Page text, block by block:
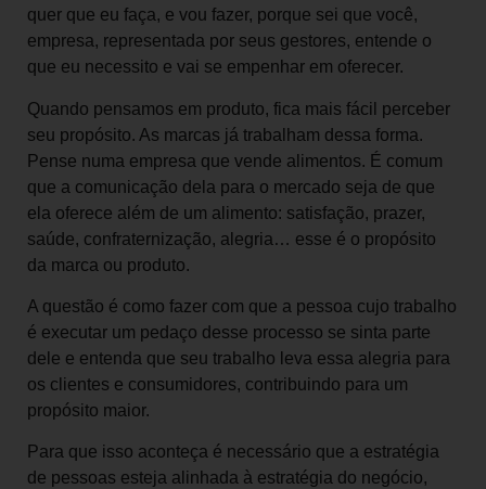
quer que eu faça, e vou fazer, porque sei que você,
empresa, representada por seus gestores, entende o
que eu necessito e vai se empenhar em oferecer.
Quando pensamos em produto, fica mais fácil perceber
seu propósito. As marcas já trabalham dessa forma.
Pense numa empresa que vende alimentos. É comum
que a comunicação dela para o mercado seja de que
ela oferece além de um alimento: satisfação, prazer,
saúde, confraternização, alegria… esse é o propósito
da marca ou produto.
A questão é como fazer com que a pessoa cujo trabalho
é executar um pedaço desse processo se sinta parte
dele e entenda que seu trabalho leva essa alegria para
os clientes e consumidores, contribuindo para um
propósito maior.
Para que isso aconteça é necessário que a estratégia
de pessoas esteja alinhada à estratégia do negócio,